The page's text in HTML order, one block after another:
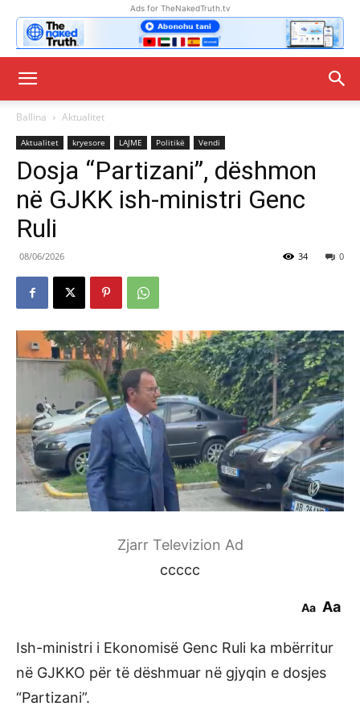
Ads for TheNakedTruth.tv
Ballina Aktualitet
Aktualitet kryesore LAJME Politikë Vendi
Dosja “Partizani”, dëshmon
në GJKK ish-ministri Genc
Ruli
08/06/2026 0
34
Zjarr Televizion Ad
ccccc
Aa Aa
Ish-ministri i Ekonomisë Genc Ruli ka mbërritur
në GJKKO për të dëshmuar në gjyqin e dosjes
“Partizani”.